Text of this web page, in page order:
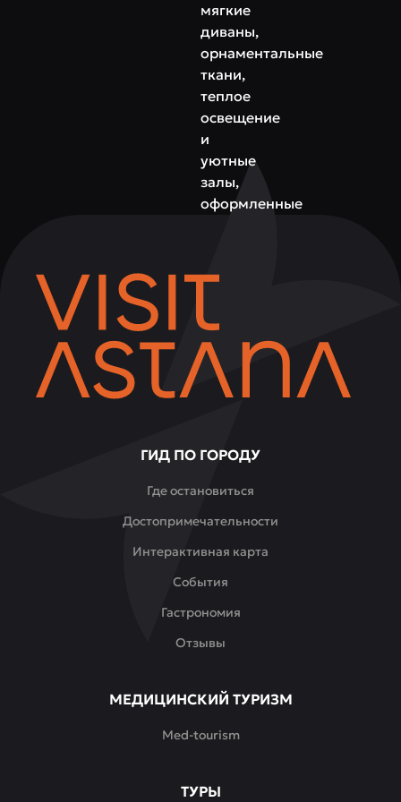
мягкие
диваны,
орнаментальные
ткани,
теплое
освещение
и
уютные
залы,
оформленные
где
можно
расслабиться,
насладиться
и
самую
восточную
ГИД ПО ГОРОДУ
Где остановиться
Достопримечательности
Интерактивная карта
События
Гастрономия
Отзывы
МЕДИЦИНСКИЙ ТУРИЗМ
Med-tourism
ТУРЫ